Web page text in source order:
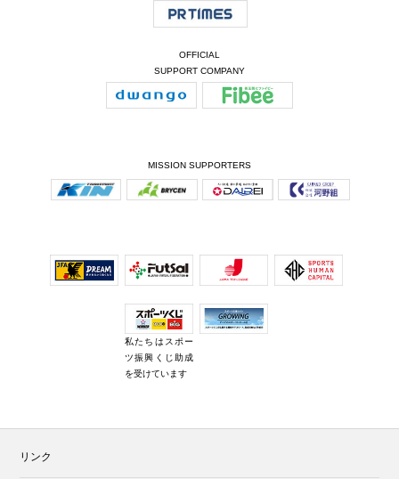
OFFICIAL
SUPPORT COMPANY
MISSION SUPPORTERS
私たちはスポー
ツ振興くじ助成
を受けています
リンク